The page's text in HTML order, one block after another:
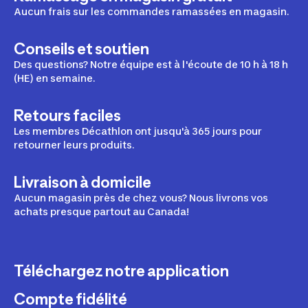
Aucun frais sur les commandes ramassées en magasin.
Conseils et soutien
Des questions? Notre équipe est à l'écoute de 10 h à 18 h
(HE) en semaine.
Retours faciles
Les membres Décathlon ont jusqu'à 365 jours pour
retourner leurs produits.
Livraison à domicile
Aucun magasin près de chez vous? Nous livrons vos
achats presque partout au Canada!
Téléchargez notre application
Compte fidélité